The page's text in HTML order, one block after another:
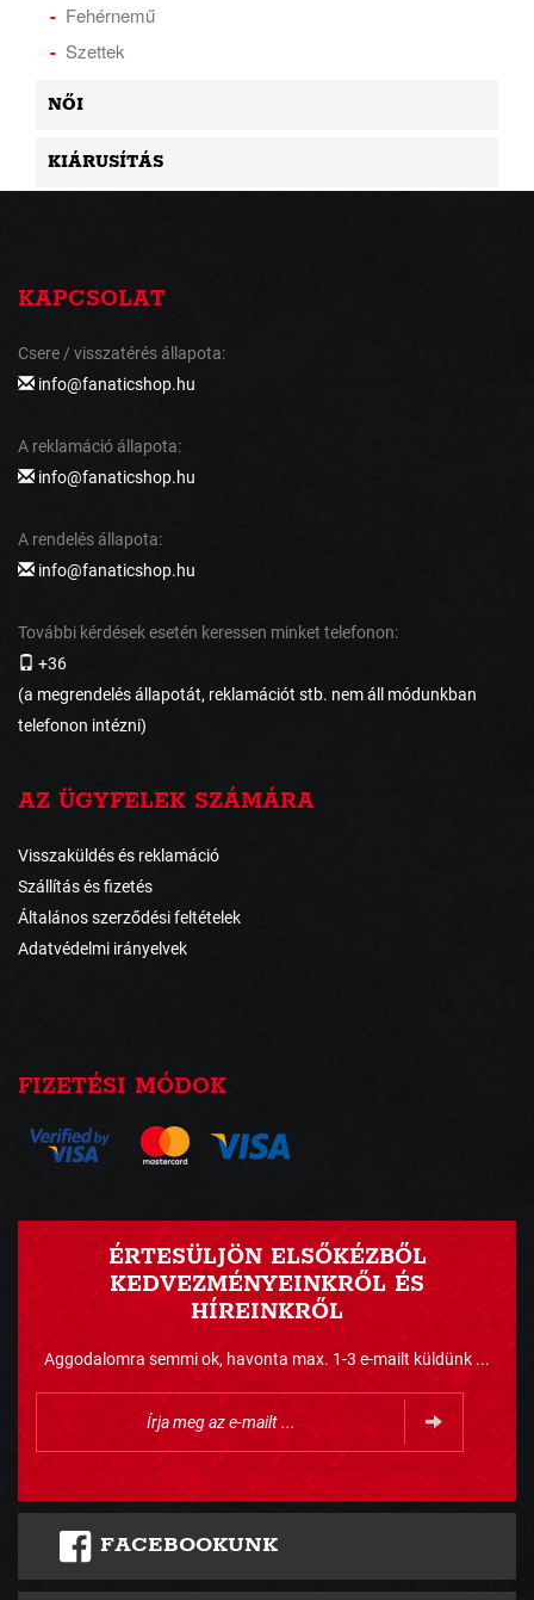
Fehérnemű
Szettek
NŐI
KIÁRUSÍTÁS
KAPCSOLAT
Csere / visszatérés állapota:
info@fanaticshop.hu
A reklamáció állapota:
info@fanaticshop.hu
A rendelés állapota:
info@fanaticshop.hu
További kérdések esetén keressen minket telefonon:
+36
(a megrendelés állapotát, reklamációt stb. nem áll módunkban
telefonon intézni)
AZ ÜGYFELEK SZÁMÁRA
Visszaküldés és reklamáció
Szállítás és fizetés
Általános szerződési feltételek
Adatvédelmi irányelvek
FIZETÉSI MÓDOK
ÉRTESÜLJÖN ELSŐKÉZBŐL
KEDVEZMÉNYEINKRŐL ÉS
HÍREINKRŐL
Aggodalomra semmi ok, havonta max. 1-3 e-mailt küldünk ...
FACEBOOKUNK